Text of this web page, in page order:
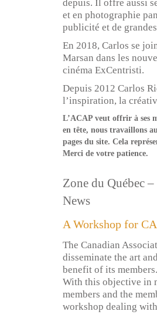
depuis. Il offre aussi
et en photographie
publicité et de
En 2018, Carlos se
Marsan dans les
cinéma ExCentristi.
Depuis 2012 Carlos
l’inspiration, la
L’ACAP veut offrir à ses
en tête, nous travaillons
pages du site. Cela
Merci de votre patience.
Zone du Québec
News
A Workshop for
The Canadian
disseminate the art
benefit of its members.
With this objective in
members and the
workshop dealing